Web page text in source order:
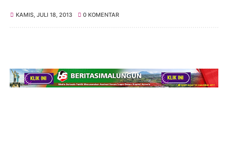
KAMIS, JULI 18, 2013 0 KOMENTAR